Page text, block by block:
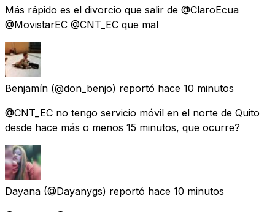
Más rápido es el divorcio que salir de @ClaroEcua
@MovistarEC @CNT_EC que mal
Benjamín (@don_benjo) reportó hace 10 minutos
@CNT_EC no tengo servicio móvil en el norte de Quito
desde hace más o menos 15 minutos, que ocurre?
Dayana (@Dayanygs) reportó hace 10 minutos